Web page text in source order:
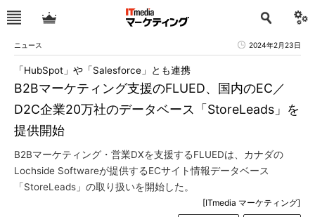
ニュース 2024年2月23日
B2Bマーケティング支援のFLUED、国内のEC／
D2C企業20万社のデータベース「StoreLeads」を
提供開始
「HubSpot」や「Salesforce」とも連携
B2Bマーケティング・営業DXを支援するFLUEDは、カナダの
Lochside Softwareが提供するECサイト情報データベース
「StoreLeads」の取り扱いを開始した。
[ITmedia マーケティング]